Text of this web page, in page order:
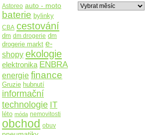
Astoreo auto - moto
baterie bylinky
CBA cestování
dm dm drogerie dm
drogerie markt e-
shopy ekologie
elektronika ENBRA
energie finance
Gruzie hubnutí
informační
technologie IT
léto móda nemovitosti
obchod obuv
Archiv